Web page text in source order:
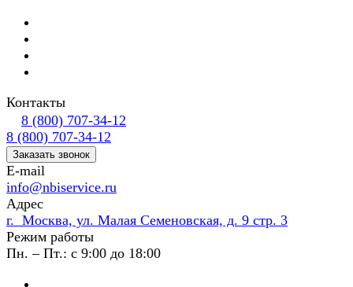
Контакты
8 (800) 707-34-12
8 (800) 707-34-12
Заказать звонок
E-mail
info@nbiservice.ru
Адрес
г. Москва, ул. Малая Семеновская, д. 9 стр. 3
Режим работы
Пн. – Пт.: с 9:00 до 18:00